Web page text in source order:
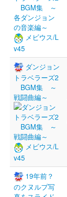
メビウス/L
v45
ダンジョン
トラベラーズ2
BGM集 ～
戦闘曲編～
メビウス/L
v45
19年前？
のクヌルプ写